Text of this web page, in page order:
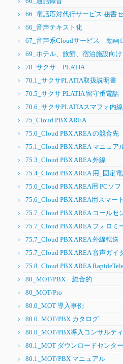
66_電話応対代行サービス 秘書
66_音声テキスト化
67_音声系Cloudサービス 動画
69_ホテル、旅館、宿泊施設向け
70_サクサ PLATIA
70.1_サクサPLATIA取扱説明書
70.5_サクサ PLATIA 留守番電話
70.6_サクサPLATIAスマフォ内
75_Cloud PBX AREA
75.0_Cloud PBX AREA の競合先
75.1_Cloud PBX AREA マニュア
75.3_Cloud PBX AREA 外線
75.4_Cloud PBX AREA 用_固定
75.6_Cloud PBX AREA用 PCソ
75.6_Cloud PBX AREA用スマー
75.7_Cloud PBX AREA コールセ
75.7_Cloud PBX AREA フォロミ
75.7_Cloud PBX AREA 外線転送
75.7_Cloud PBX AREA 音声ガイ
75.8_Cloud PBX AREA
80_MOT/PBX 総合的
80_MOT/Pro
80.0_MOT 導入事例
80.0_MOT/PBX カタログ
80.0_MOT/PBX導入コンサルテ
80.1_MOT ダウンロードセンタ
80.1_MOT/PBX マニュアル